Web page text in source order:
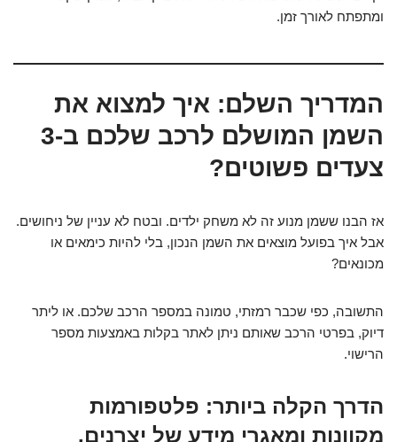
ומתפתח לאורך זמן.
המדריך השלם: איך למצוא את
השמן המושלם לרכב שלכם ב-3
צעדים פשוטים?
אז הבנו ששמן מנוע זה לא משחק ילדים. ובטח לא עניין של ניחושים.
אבל איך בפועל מוצאים את השמן הנכון, בלי להיות כימאים או
מכונאים?
התשובה, כפי שכבר רמזתי, טמונה במספר הרכב שלכם. או ליתר
דיוק, בפרטי הרכב שאותם ניתן לאתר בקלות באמצעות מספר
הרישוי.
הדרך הקלה ביותר: פלטפורמות
מקוונות ומאגרי מידע של יצרנים.